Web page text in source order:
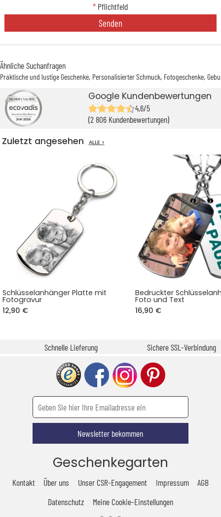
* Pflichtfeld
Senden
Ähnliche Suchanfragen
Praktische und lustige Geschenke Personalisierter Schmuck Fotogeschenke
Google Kundenbewertungen
4,6/5
(2 806 Kundenbewertungen)
Zuletzt angesehen ALLE >
Schlüsselanhänger Platte mit
Fotogravur
12,90 €
Bedruckter
Foto und Text
16,90 €
Schnelle Lieferung Sichere SSL-Verbindung
Newsletter bekommen
Geschenkegarten
Kontakt Über uns Unser CSR-Engagement Impressum
AGB
Datenschutz
Meine Cookie-Einstellungen